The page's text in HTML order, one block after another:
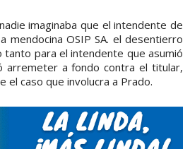
imaginaba que el intendente de
mendocina OSIP SA. el desentierro
tanto para el intendente que asumió
arremeter a fondo contra el titular,
caso que involucra a Prado.